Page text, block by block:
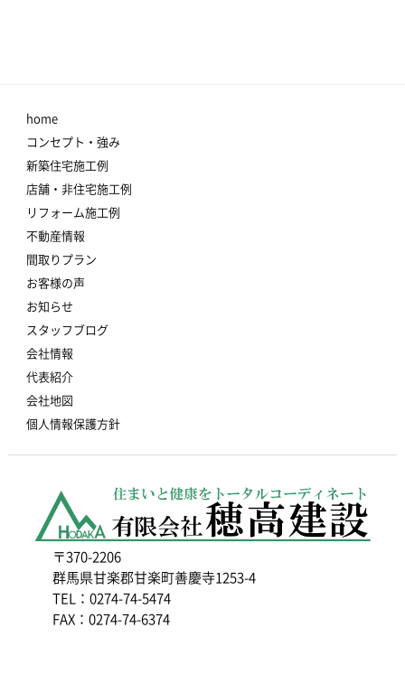
home
コンセプト・強み
新築住宅施工例
店舗・非住宅施工例
リフォーム施工例
不動産情報
間取りプラン
お客様の声
お知らせ
スタッフブログ
会社情報
代表紹介
会社地図
個人情報保護方針
〒370-2206
群馬県甘楽郡甘楽町善慶寺1253-4
TEL：0274-74-5474
FAX：0274-74-6374